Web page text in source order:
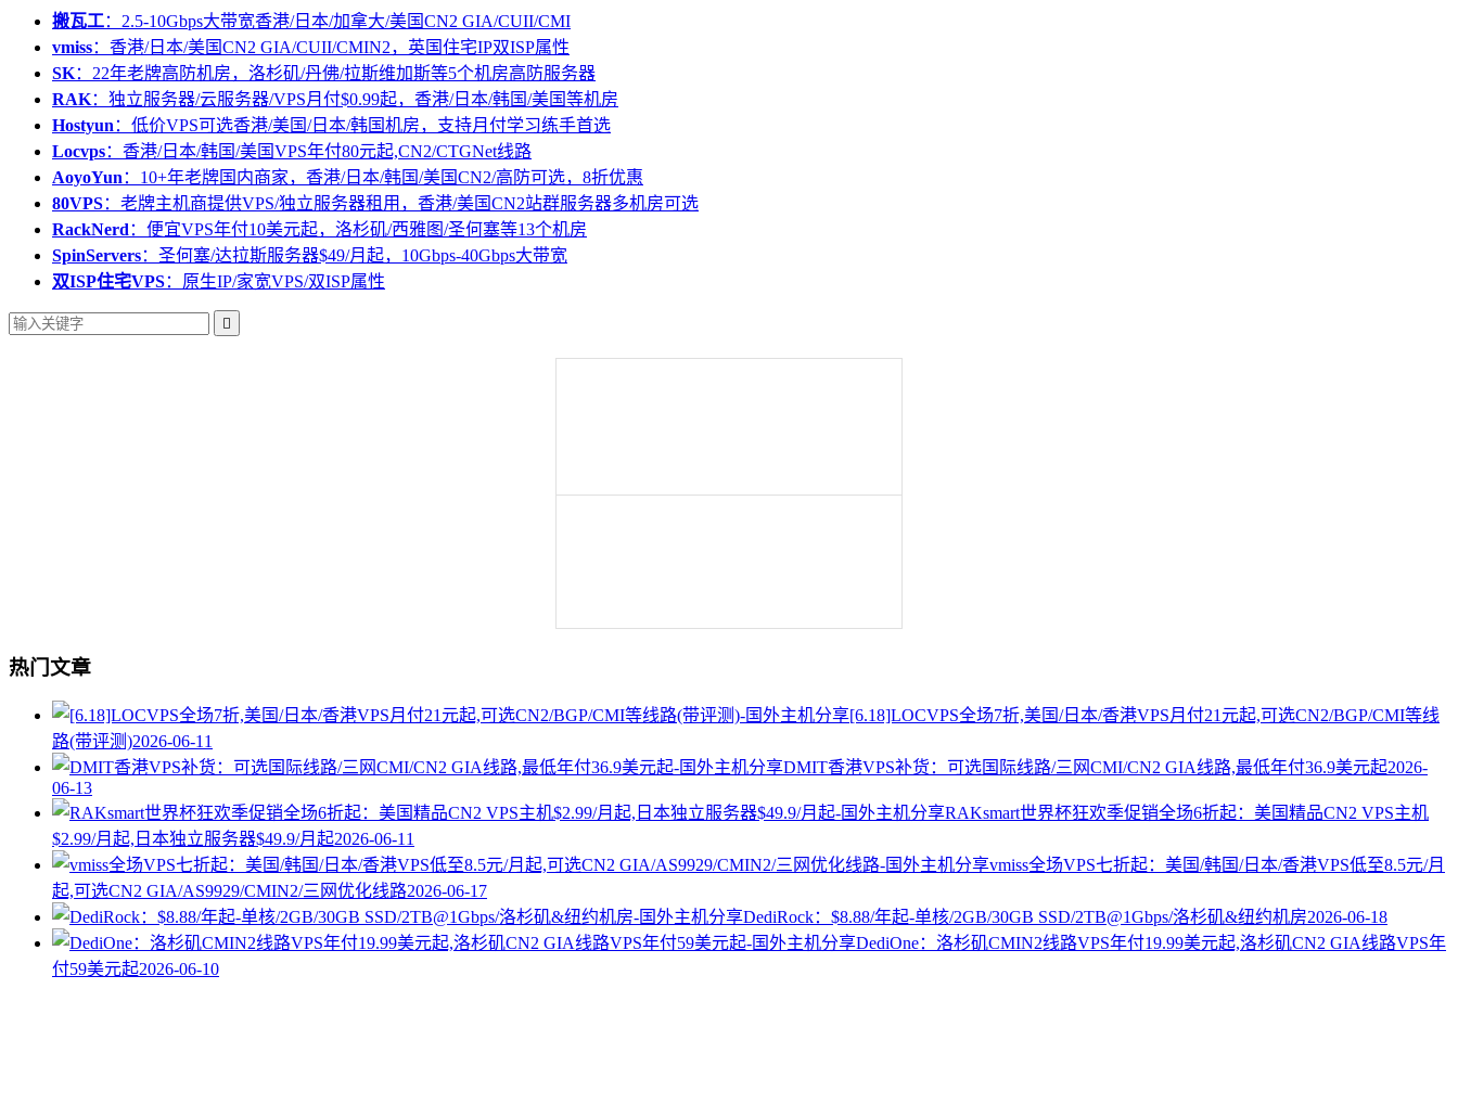
搬瓦工：2.5-10Gbps大带宽香港/日本/加拿大/美国CN2 GIA/CUII/CMI
vmiss：香港/日本/美国CN2 GIA/CUII/CMIN2，英国住宅IP双ISP属性
SK：22年老牌高防机房，洛杉矶/丹佛/拉斯维加斯等5个机房高防服务器
RAK：独立服务器/云服务器/VPS月付$0.99起，香港/日本/韩国/美国等机房
Hostyun ：低价VPS可选香港/美国/日本/韩国机房，支持月付学习练手首选
Locvps：香港/日本/韩国/美国VPS年付80元起,CN2/CTGNet线路
AoyoYun ：10+年老牌国内商家，香港/日本/韩国/美国CN2/高防可选，8折优惠
80VPS：老牌主机商提供VPS/独立服务器租用，香港/美国CN2站群服务器多机房可选
RackNerd ：便宜VPS年付10美元起，洛杉矶/西雅图/圣何塞等13个机房
SpinServers：圣何塞/达拉斯服务器$49/月起，10Gbps-40Gbps大带宽
双ISP住宅VPS：原生IP/家宽VPS/双ISP属性

热门文章
[6.18]LOCVPS全场7折,美国/日本/香港VPS月付21元起,可选CN2/BGP/CMI等线
路(带评测)2026-06-11
DMIT香港VPS补货：可选国际线路/三网CMI/CN2 GIA线路,最低年付36.9美元起2026-
06-13
RAKsmart世界杯狂欢季促销全场6折起：美国精品CN2 VPS主机
$2.99/月起,日本独立服务器$49.9/月起2026-06-11
vmiss全场VPS七折起：美国/韩国/日本/香港VPS低至8.5元/月
起,可选CN2 GIA/AS9929/CMIN2/三网优化线路2026-06-17
DediRock：$8.88/年起-单核/2GB/30GB SSD/2TB@1Gbps/洛杉矶&纽约机房2026-06-18
DediOne：洛杉矶CMIN2线路VPS年付19.99美元起,洛杉矶CN2 GIA线路VPS年
付59美元起2026-06-10